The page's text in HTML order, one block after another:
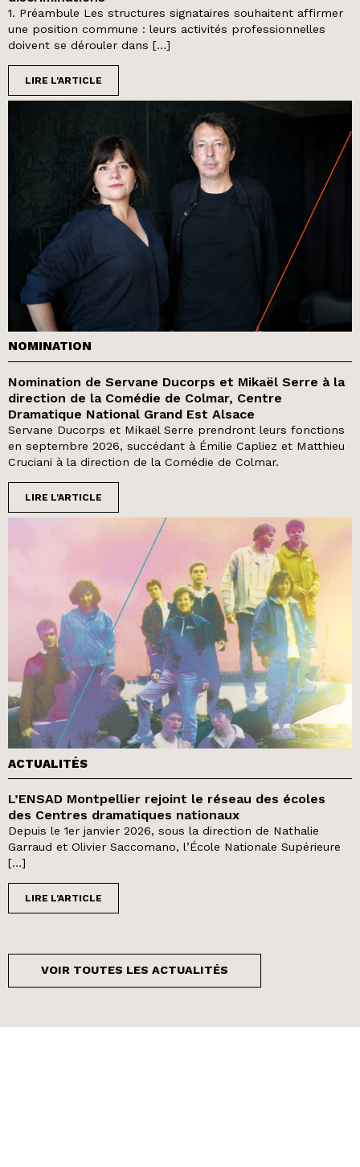
1. Préambule Les structures signataires souhaitent affirmer
une position commune : leurs activités professionnelles
doivent se dérouler dans […]
LIRE L'ARTICLE
NOMINATION
Nomination de Servane Ducorps et Mikaël Serre à la
direction de la Comédie de Colmar, Centre
Dramatique National Grand Est Alsace
Servane Ducorps et Mikaël Serre prendront leurs fonctions
en septembre 2026, succédant à Émilie Capliez et Matthieu
Cruciani à la direction de la Comédie de Colmar.
LIRE L'ARTICLE
ACTUALITÉS
L’ENSAD Montpellier rejoint le réseau des écoles
des Centres dramatiques nationaux
Depuis le 1er janvier 2026, sous la direction de Nathalie
Garraud et Olivier Saccomano, l’École Nationale Supérieure
[…]
LIRE L'ARTICLE
VOIR TOUTES LES ACTUALITÉS